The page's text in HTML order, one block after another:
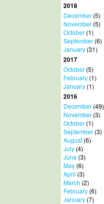
2018
December(5)
November(5)
October(1)
September(6)
January(31)
2017
October(5)
February(1)
January(1)
2016
December(49)
November(3)
October(1)
September(3)
August(6)
July(4)
June(3)
May(6)
April (3)
March (2)
February(6)
January(7)